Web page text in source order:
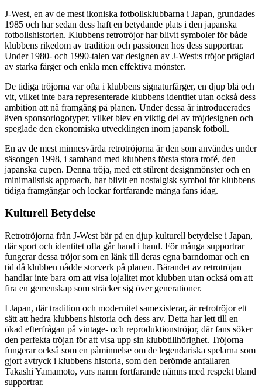
J-West, en av de mest ikoniska fotbollsklubbarna i Japan, grundades
1985 och har sedan dess haft en betydande plats i den japanska
fotbollshistorien. Klubbens retrotröjor har blivit symboler för både
klubbens rikedom av tradition och passionen hos dess supportrar.
Under 1980- och 1990-talen var designen av J-West:s tröjor präglad
av starka färger och enkla men effektiva mönster.
De tidiga tröjorna var ofta i klubbens signaturfärger, en djup blå och
vit, vilket inte bara representerade klubbens identitet utan också dess
ambition att nå framgång på planen. Under dessa år introducerades
även sponsorlogotyper, vilket blev en viktig del av tröjdesignen och
speglade den ekonomiska utvecklingen inom japansk fotboll.
En av de mest minnesvärda retrotröjorna är den som användes under
säsongen 1998, i samband med klubbens första stora trofé, den
japanska cupen. Denna tröja, med ett stilrent designmönster och en
minimalistisk approach, har blivit en nostalgisk symbol för klubbens
tidiga framgångar och lockar fortfarande många fans idag.
Kulturell Betydelse
Retrotröjorna från J-West bär på en djup kulturell betydelse i Japan,
där sport och identitet ofta går hand i hand. För många supportrar
fungerar dessa tröjor som en länk till deras egna barndomar och en
tid då klubben nådde storverk på planen. Bärandet av retrotröjan
handlar inte bara om att visa lojalitet mot klubben utan också om att
fira en gemenskap som sträcker sig över generationer.
I Japan, där tradition och modernitet samexisterar, är retrotröjor ett
sätt att hedra klubbens historia och dess arv. Detta har lett till en
ökad efterfrågan på vintage- och reproduktionströjor, där fans söker
den perfekta tröjan för att visa upp sin klubbtillhörighet. Tröjorna
fungerar också som en påminnelse om de legendariska spelarna som
gjort avtryck i klubbens historia, som den berömde anfallaren
Takashi Yamamoto, vars namn fortfarande nämns med respekt bland
supportrar.